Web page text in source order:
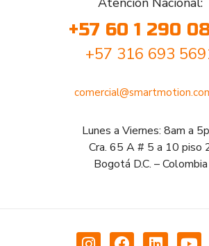
+57 60 1 290
+57 316 693
Lunes a Viernes: 8am a
Cra. 65 A # 5 a 10 piso
Bogotá D.C. – Colombia